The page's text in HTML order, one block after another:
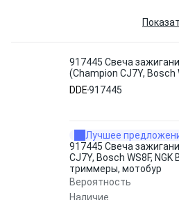
917445 Свеча
(Champion CJ7Y, Bosch
бензопилы, триммеры,
DDE917445
Лучшее
917445 Свеча
CJ7Y, Bosch WS8F,
триммеры, мотобур
Вероятность
Наличие